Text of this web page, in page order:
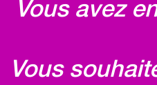
Vous avez
Vous